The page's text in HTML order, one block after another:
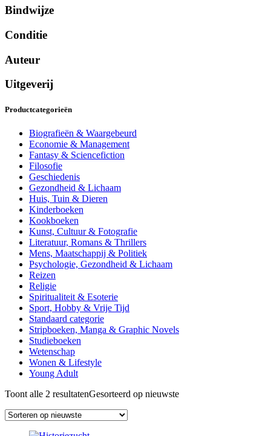
Bindwijze
Conditie
Auteur
Uitgeverij
Productcategorieën
Biografieën & Waargebeurd
Economie & Management
Fantasy & Sciencefiction
Filosofie
Geschiedenis
Gezondheid & Lichaam
Huis, Tuin & Dieren
Kinderboeken
Kookboeken
Kunst, Cultuur & Fotografie
Literatuur, Romans & Thrillers
Mens, Maatschappij & Politiek
Psychologie, Gezondheid & Lichaam
Reizen
Religie
Spiritualiteit & Esoterie
Sport, Hobby & Vrije Tijd
Standaard categorie
Stripboeken, Manga & Graphic Novels
Studieboeken
Wetenschap
Wonen & Lifestyle
Young Adult
Toont alle 2 resultatenGesorteerd op nieuwste